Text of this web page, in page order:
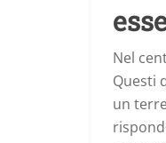
Nel
Questi
un